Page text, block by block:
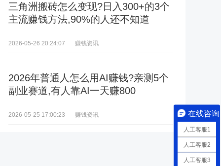
三角洲搬砖怎么变现?日入300+的3个
主流赚钱方法,90%的人还不知道
2026-05-26 20:24:07 赚钱资讯
2026年普通人怎么用AI赚钱?亲测5个
副业赛道,有人靠AI一天赚800
2026-05-25 17:00:23 赚钱资讯 在线咨询
人工客服1
人工客服2
人工客服3